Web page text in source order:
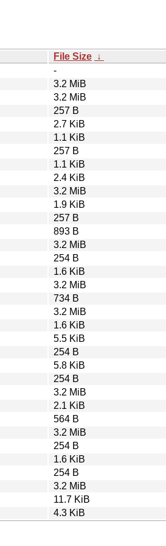
File Size ↓
-
3.2 MiB
3.2 MiB
257 B
2.7 KiB
1.1 KiB
257 B
1.1 KiB
2.4 KiB
3.2 MiB
1.9 KiB
257 B
893 B
3.2 MiB
254 B
1.6 KiB
3.2 MiB
734 B
3.2 MiB
1.6 KiB
5.5 KiB
254 B
5.8 KiB
254 B
3.2 MiB
2.1 KiB
564 B
3.2 MiB
254 B
1.6 KiB
254 B
3.2 MiB
11.7 KiB
4.3 KiB